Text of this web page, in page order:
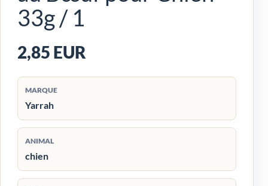
33g / 1
2,85 EUR
MARQUE
Yarrah
ANIMAL
chien